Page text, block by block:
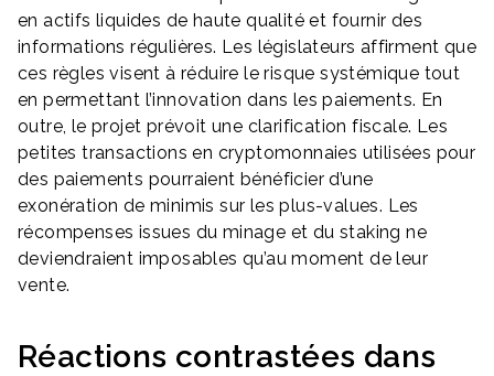
en actifs liquides de haute qualité et fournir des
informations régulières. Les législateurs affirment que
ces règles visent à réduire le risque systémique tout
en permettant l’innovation dans les paiements. En
outre, le projet prévoit une clarification fiscale. Les
petites transactions en cryptomonnaies utilisées pour
des paiements pourraient bénéficier d’une
exonération de minimis sur les plus-values. Les
récompenses issues du minage et du staking ne
deviendraient imposables qu’au moment de leur
vente.
Réactions contrastées dans